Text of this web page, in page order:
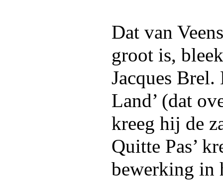
Dat van
groot is,
Jacques
Land’ (dat
kreeg hij de
Quitte Pas’
bewerking in